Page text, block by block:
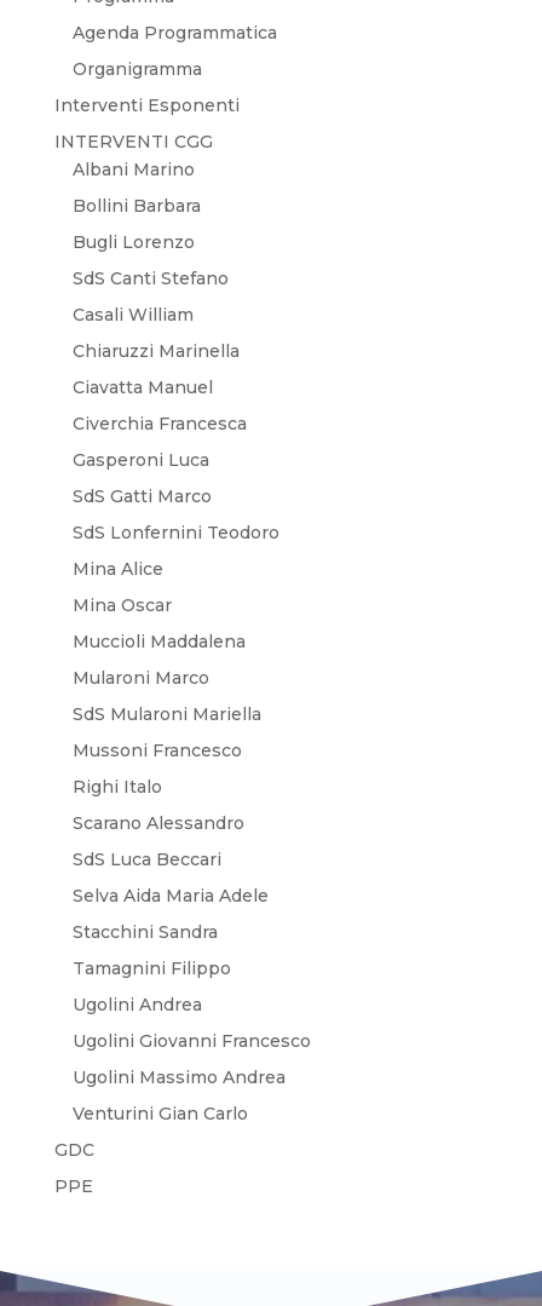
Agenda Programmatica
Organigramma
Interventi Esponenti
INTERVENTI CGG
Albani Marino
Bollini Barbara
Bugli Lorenzo
SdS Canti Stefano
Casali William
Chiaruzzi Marinella
Ciavatta Manuel
Civerchia Francesca
Gasperoni Luca
SdS Gatti Marco
SdS Lonfernini Teodoro
Mina Alice
Mina Oscar
Muccioli Maddalena
Mularoni Marco
SdS Mularoni Mariella
Mussoni Francesco
Righi Italo
Scarano Alessandro
SdS Luca Beccari
Selva Aida Maria Adele
Stacchini Sandra
Tamagnini Filippo
Ugolini Andrea
Ugolini Giovanni Francesco
Ugolini Massimo Andrea
Venturini Gian Carlo
GDC
PPE